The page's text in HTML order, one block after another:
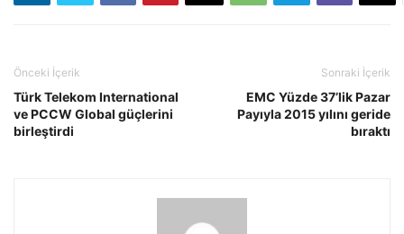
Önceki İçerik
Türk Telekom International
ve PCCW Global güçlerini
birleştirdi
Sonraki İçerik
EMC Yüzde 37’lik Pazar
Payıyla 2015 yılını geride
bıraktı